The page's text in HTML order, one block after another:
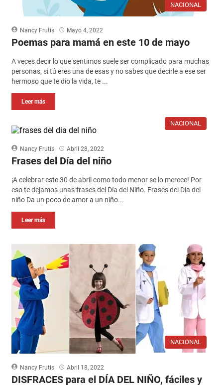
NACIONAL
Nancy Frutis Mayo 4, 2022
Poemas para mamá en este 10 de mayo
A veces decir lo que sentimos suele ser complicado para muchas
personas, si tú eres una de esas y no sabes que decirle a ese ser
hermoso que te dio la vida, te ...
Leer más
NACIONAL
Nancy Frutis Abril 28, 2022
Frases del Día del niño
¡A celebrar este 30 de abril como todo menor se lo merece! Por
eso te dejamos unas frases del Día del Niño. Frases del Día del
niño Da un poco de amor a un niño...
Leer más
NACIONAL
Nancy Frutis Abril 18, 2022
DISFRACES para el DÍA DEL NIÑO, fáciles y